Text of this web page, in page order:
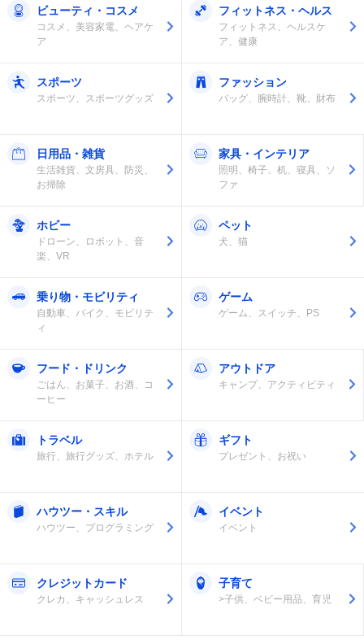
ビューティ・コスメ
コスメ、美容家電、ヘアケ
ア
フィットネス・ヘルス
フィットネス、ヘルスケ
ア、健康
スポーツ
スポーツ、スポーツグッズ
ファッション
バッグ、腕時計、靴、財布
日用品・雑貨
生活雑貨、文房具、防災、
お掃除
家具・インテリア
照明、椅子、机、寝具、ソ
ファ
ホビー
ドローン、ロボット、音
楽、VR
ペット
犬、猫
乗り物・モビリティ
自動車、バイク、モビリテ
ィ
ゲーム
ゲーム、スイッチ、PS
フード・ドリンク
ごはん、お菓子、お酒、コ
ーヒー
アウトドア
キャンプ、アクティビティ
トラベル
旅行、旅行グッズ、ホテル
ギフト
プレゼント、お祝い
ハウツー・スキル
ハウツー、プログラミング
イベント
イベント
クレジットカード
クレカ、キャッシュレス
子育て
>子供、ベビー用品、育児